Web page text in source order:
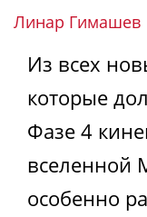
Линар Гимашев
Из всех
которые
Фазе 4
вселенной
особенно